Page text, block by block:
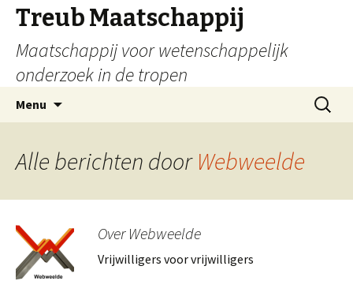
Treub Maatschappij
Maatschappij voor wetenschappelijk
onderzoek in de tropen
Menu
Alle berichten door Webweelde
Over Webweelde
Vrijwilligers voor vrijwilligers